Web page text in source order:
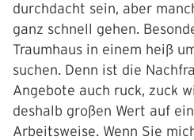
durchdacht sein, aber
ganz schnell gehen.
Traumhaus in einem heiß
suchen. Denn ist die
Angebote auch ruck, zuck
deshalb großen Wert auf
Arbeitsweise. Wenn Sie